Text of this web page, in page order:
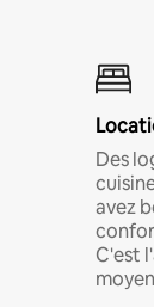
Des
avez
C'est